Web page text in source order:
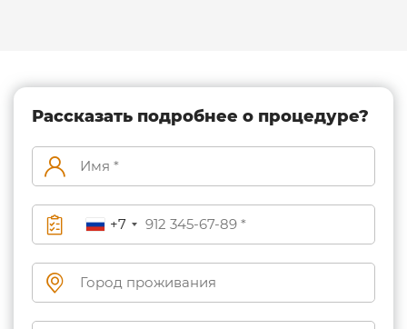
Рассказать подробнее о процедуре?
+7